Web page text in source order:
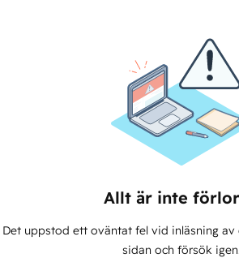
Allt är inte
Det uppstod ett oväntat fel vid inläsning av
sidan och försök igen.